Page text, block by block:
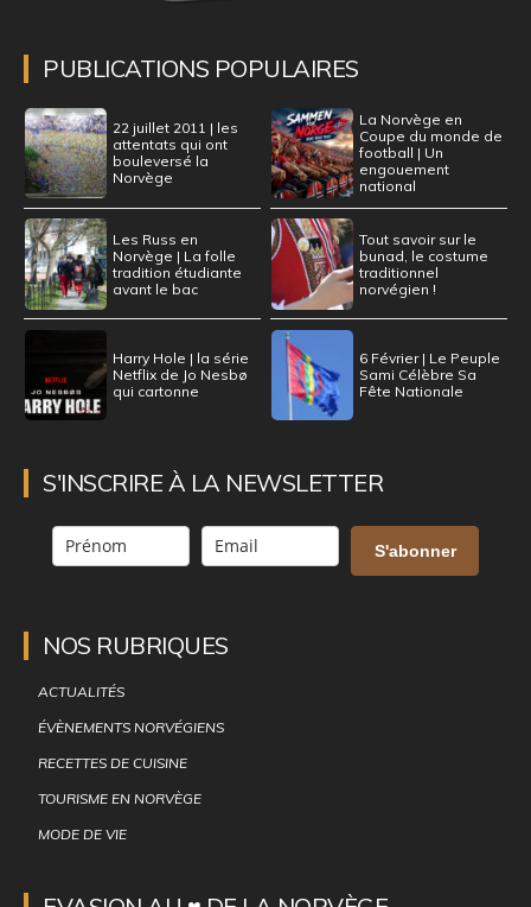
PUBLICATIONS POPULAIRES
22 juillet 2011 | les
attentats qui ont
bouleversé la
Norvège
La Norvège en
Coupe du monde de
football | Un
engouement
national
Les Russ en
Norvège | La folle
tradition étudiante
avant le bac
Tout savoir sur le
bunad, le costume
traditionnel
norvégien !
Harry Hole | la série
Netflix de Jo Nesbø
qui cartonne
6 Février | Le Peuple
Sami Célèbre Sa
Fête Nationale
S'INSCRIRE À LA NEWSLETTER
S'abonner
NOS RUBRIQUES
ACTUALITÉS
ÉVÈNEMENTS NORVÉGIENS
RECETTES DE CUISINE
TOURISME EN NORVÈGE
MODE DE VIE